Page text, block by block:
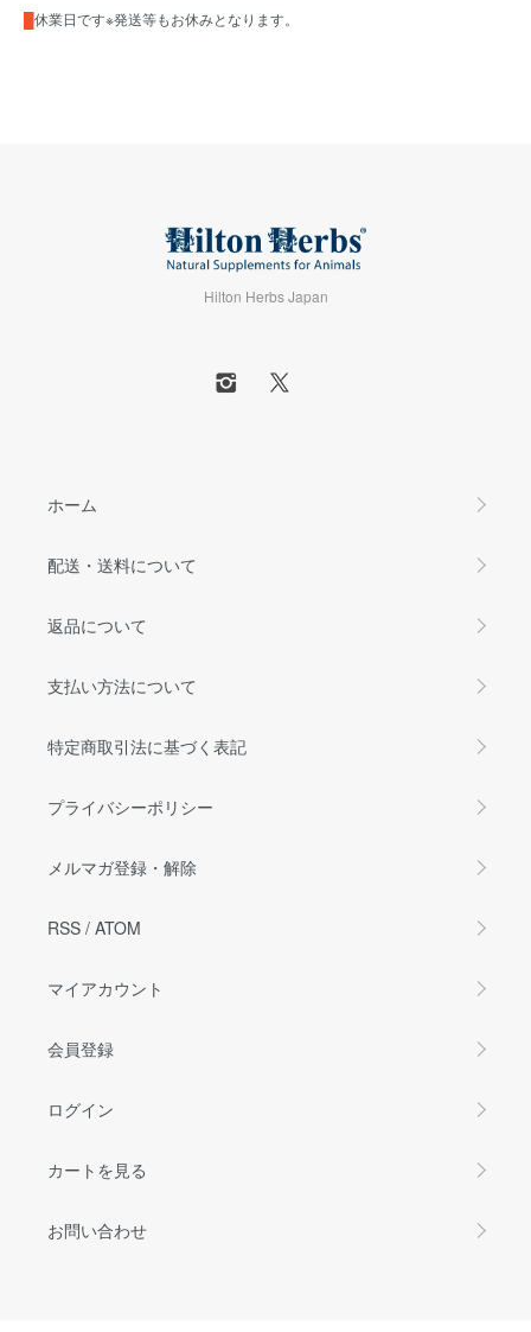
█休業日です※発送等もお休みとなります。
Hilton Herbs Japan
ホーム
配送・送料について
返品について
支払い方法について
特定商取引法に基づく表記
プライバシーポリシー
メルマガ登録・解除
RSS / ATOM
マイアカウント
会員登録
ログイン
カートを見る
お問い合わせ